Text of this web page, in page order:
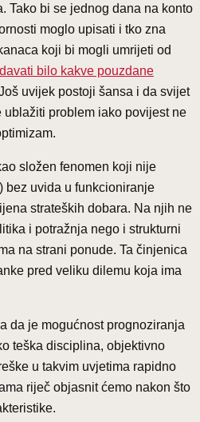
Tako bi se jednog dana na konto
moglo upisati i tko zna
koji bi mogli umrijeti od
bilo kakve pouzdane
uvijek postoji šansa i da svijet
ublažiti problem iako povijest ne
složen fenomen koji nije
bez uvida u funkcioniranje
strateških dobara. Na njih ne
i potražnja nego i strukturni
na strani ponude. Ta činjenica
pred veliku dilemu koja ima
da je mogućnost prognoziranja
teška disciplina, objektivno
u takvim uvjetima rapidno
riječ objasnit ćemo nakon što